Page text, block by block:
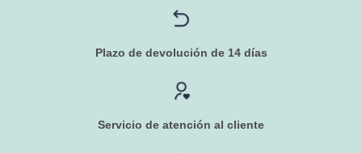
Plazo de devolución de 14 días
Servicio de atención al cliente